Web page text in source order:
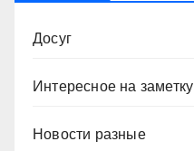
Досуг
Интересное на заметку
Новости разные